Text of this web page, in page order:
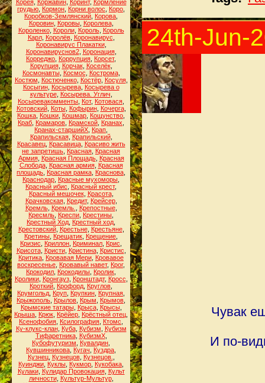
Корея, Коржавин, Коринт, Кормление
грудью Кормон Корни волос Коро
Коробков-Землянский Корова
Коровин, Коровы, Королева,
Короленко, Короли, Король, Король
Карл, Королёв, Коронавирус
Коронавирус Плакатки,
Коронавируснов2, Коронация,
Корреджо Коррупция Корсет,
Корупция, Корчак, Коселёк,
Космонавты, Космос Кострома,
Костюм
Костюченко, Костёр, Косуля,
Косыгин, Косырева, Косырева о
культуре, Косырева. Углич
Косыревакомменты Кот, Котовася
Котовский, Коты, Кофырин, Кочерга,
Кошка Кошки Кошмар Кощунство
Краб Крамаров Крамской Кранах
Кранах-старшийХ Крап
Крапильская, Крапильский,
Красавец, Красавица, Красиво жить
не запретишь Красная Красная
Армия, Красная Площадь, Красная
Слобода, Красная армия, Красная
площадь Красная рамка Краснова
Краснодар Красные мухоморы
Красный ибис
Красный крест,
Красный мешочек, Красота,
Крачковская, Кредит, Крейсер,
Кремль, Кремль. Крепостные,
Кресмль Креспи Крестины
Крестный Ход Крестный ход
Крестовский, Крестьне, Крестьяне,
Кретины Крещатик Крещение
Кризис
Криллон Криминал Крис
Крисота, Кристи, Кристина, Кристис
Критика Кровавая Мери Кровавое
воскресенье Кровавый навет, Крог,
Крокодил Крокодилы Кролик
Кролики, Кронгауз, Кронштадт, Кросс
Кроткий Крофорд Круглов
Крумгольд Круп Крупкин Крупная
Крыжополь Крылов Крым Крымов
Крымские татары, Крыса, Крысы,
Крыша Крюк Крёйер Крёстный отец
Ксенофобия Ксилография Ктомс
Ку-клукс-клан, Куба, Кубизм
Кубизм
Тифаретника, КубизмХ,
Кубофутуризм
Кувалдин
Кувшинникова Кугач Куздра
Кузнец, Кузнецов, Кузнецов.
Куинджи Куклы Кукмор Кукобака
Кулаки, Кулидар Провокация, Культ
личности, Культур-Мультур,
24th-Jun-
Чувак
И по-